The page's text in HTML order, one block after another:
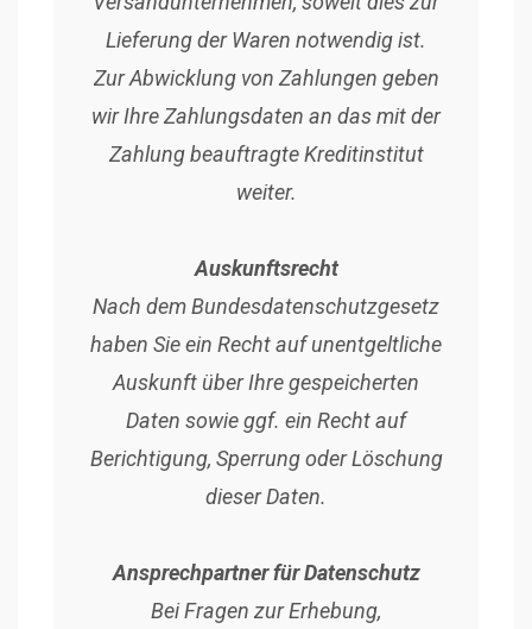
Lieferung der Waren notwendig ist.
Zur Abwicklung von Zahlungen geben
wir Ihre Zahlungsdaten an das mit der
Zahlung beauftragte Kreditinstitut
weiter.
Auskunftsrecht
Nach dem Bundesdatenschutzgesetz
haben Sie ein Recht auf unentgeltliche
Auskunft über Ihre gespeicherten
Daten sowie ggf. ein Recht auf
Berichtigung, Sperrung oder Löschung
dieser Daten.
Ansprechpartner für Datenschutz
Bei Fragen zur Erhebung,